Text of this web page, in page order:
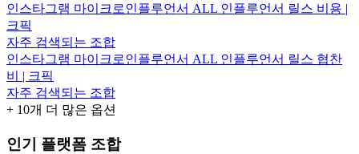
인스타그램 마이크로인플루언서 ALL 인플루언서 릴스 비용 |
크픽
자주 검색되는 조합
인스타그램 마이크로인플루언서 ALL 인플루언서 릴스 협찬
비 | 크픽
자주 검색되는 조합
+ 10개 더 많은 옵션
인기 플랫폼 조합